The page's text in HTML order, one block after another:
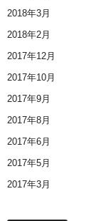
2018年3月
2018年2月
2017年12月
2017年10月
2017年9月
2017年8月
2017年6月
2017年5月
2017年3月